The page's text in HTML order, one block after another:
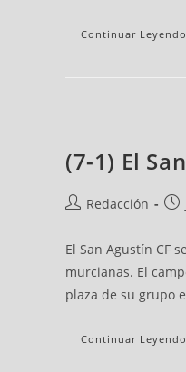
Continuar Leyendo
(7-1) El
Redacción
El San Agustín CF
murcianas. El
plaza de su grupo
Continuar Leyendo